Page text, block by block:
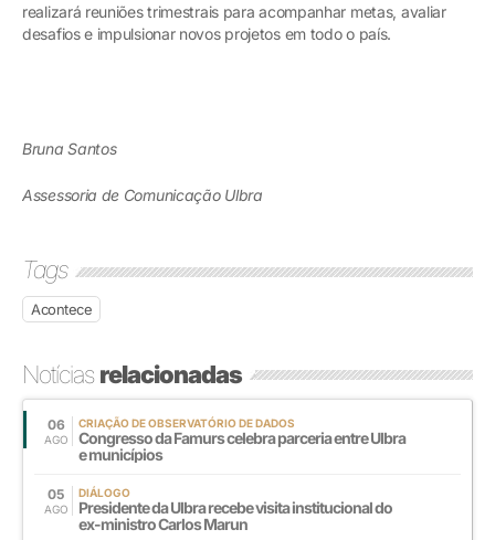
realizará reuniões trimestrais para acompanhar metas, avaliar
desafios e impulsionar novos projetos em todo o país.
Bruna Santos
Assessoria de Comunicação Ulbra
Tags
Acontece
Notíciasrelacionadas
06
AGO
CRIAÇÃO DE OBSERVATÓRIO DE DADOS
Congresso da Famurs celebra parceria entre Ulbra
e municípios
05
AGO
DIÁLOGO
Presidente da Ulbra recebe visita institucional do
ex-ministro Carlos Marun